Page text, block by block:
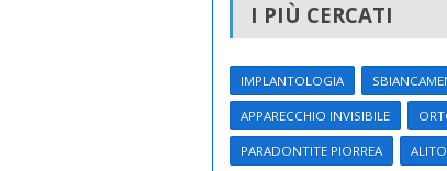
I PIÙ CERCATI
IMPLANTOLOGIA
APPARECCHIO INVISIBILE
PARADONTITE PIORREA